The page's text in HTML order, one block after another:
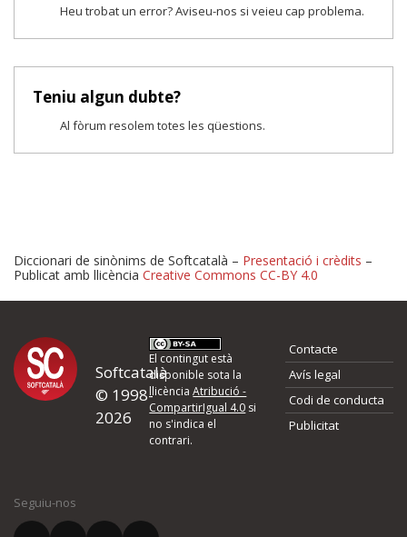
Heu trobat un error? Aviseu-nos si veieu cap problema.
Teniu algun dubte?
Al fòrum resolem totes les qüestions.
Proposeu-nos millores o
d'errors
Si heu trobat un error o voleu proposar alguna millora, ompliu els
quina és la millora que proposeu o l'error del qual voleu informar-
Diccionari de sinònims de Softcatalà – Presentació i crèdits –
Publicat amb llicència Creative Commons CC-BY 4.0
Softcatalà
© 1998-
2026
El contingut està
disponible sota la
llicènciaAtribució -
CompartirIgual 4.0 si
no s'indica el
contrari.
Contacte
Avís legal
Codi de conducta
Publicitat
Seguiu-nos